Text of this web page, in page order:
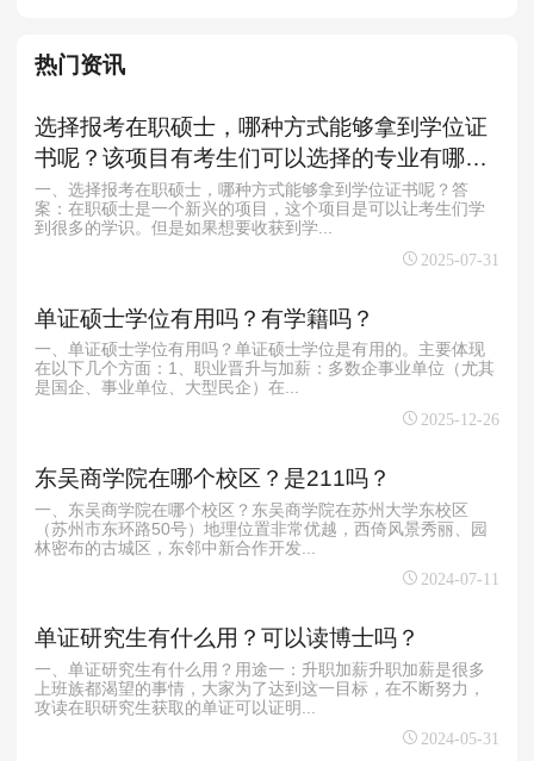
热门资讯
选择报考在职硕士，哪种方式能够拿到学位证
书呢？该项目有考生们可以选择的专业有哪
些？
一、选择报考在职硕士，哪种方式能够拿到学位证书呢？答
案：在职硕士是一个新兴的项目，这个项目是可以让考生们学
到很多的学识。但是如果想要收获到学...
2025-07-31
单证硕士学位有用吗？有学籍吗？
一、单证硕士学位有用吗？单证硕士学位是有用的。主要体现
在以下几个方面：1、职业晋升与加薪：多数企事业单位（尤其
是国企、事业单位、大型民企）在...
2025-12-26
东吴商学院在哪个校区？是211吗？
一、东吴商学院在哪个校区？东吴商学院在苏州大学东校区
（苏州市东环路50号）地理位置非常优越，西倚风景秀丽、园
林密布的古城区，东邻中新合作开发...
2024-07-11
单证研究生有什么用？可以读博士吗？
一、单证研究生有什么用？用途一：升职加薪升职加薪是很多
上班族都渴望的事情，大家为了达到这一目标，在不断努力，
攻读在职研究生获取的单证可以证明...
2024-05-31